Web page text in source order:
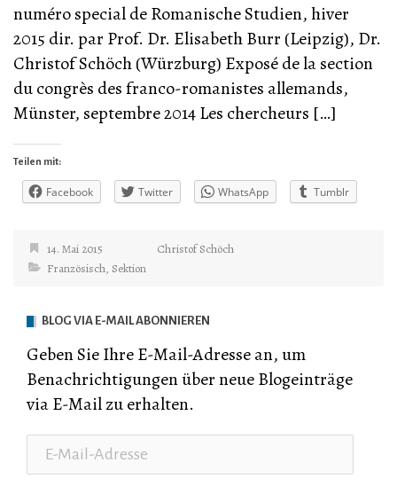
numéro special de Romanische Studien, hiver
2015 dir. par Prof. Dr. Elisabeth Burr (Leipzig), Dr.
Christof Schöch (Würzburg) Exposé de la section
du congrès des franco-romanistes allemands,
Münster, septembre 2014 Les chercheurs […]
Teilen mit:
Facebook Twitter WhatsApp Tumblr
14. Mai 2015
Christof Schöch
Französisch, Sektion
BLOG VIA E-MAIL ABONNIEREN
Geben Sie Ihre E-Mail-Adresse an, um
Benachrichtigungen über neue Blogeinträge
via E-Mail zu erhalten.
Mail-